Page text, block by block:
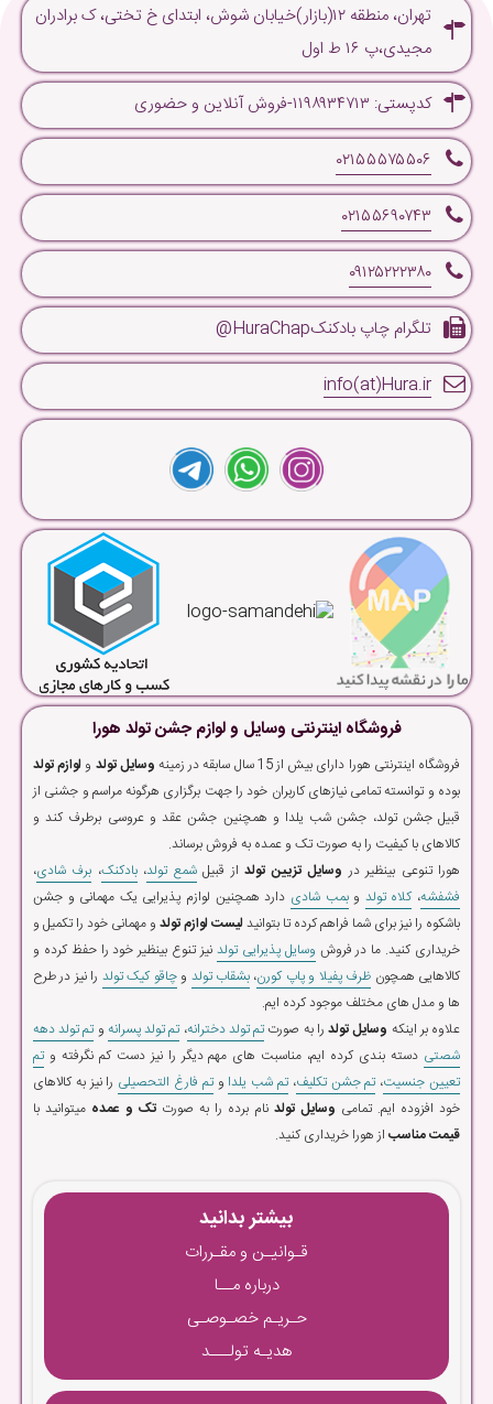
تهران، منطقه ۱۲(بازار)خیابان شوش، ابتدای خ تختی، ک برادران
مجیدی،پ ۱۶ ط اول
کدپستی: ۱۱۹۸۹۳۴۷۱۳-فروش آنلاین و حضوری
۰۲۱۵۵۵۷۵۵۰۶
۰۲۱۵۵۶۹۰۷۴۳
۰۹۱۲۵۲۲۲۳۸۰
تلگرام چاپ بادکنکHuraChap@
info(at)Hura.ir
فروشگاه اینترنتی وسایل و لوازم جشن تولد هورا
فروشگاه اینترنتی هورا دارای بیش از 15 سال سابقه در زمینه وسایل تولد و لوازم تولد
بوده و توانسته تمامی نیازهای کاربران خود را جهت برگزاری هرگونه مراسم و جشنی از
قبیل جشن تولد، جشن شب یلدا و همچنین جشن عقد و عروسی برطرف کند و
کالاهای با کیفیت را به صورت تک و عمده به فروش برساند.
هورا تنوعی بینظیر در وسایل تزیین تولداز قبیلشمع تولد،بادکنک، برف شادی،
فشفشه،کلاه تولد وبمب شادی دارد همچنین لوازم پذیرایی یک مهمانی و جشن
باشکوه را نیز برای شما فراهم کرده تا بتوانیدلیست لوازم تولد و مهمانی خود را تکمیل و
خریداری کنید. ما در فروش وسایل پذیرایی تولد نیز تنوع بینظیر خود را حفظ کرده و
کالاهایی همچون ظرف پفیلا و پاپ کورن،بشقاب تولد وچاقو کیک تولد را نیز در طرح
ها و مدل های مختلف موجود کرده ایم.
علاوه بر اینکه وسایل تولدرا به صورتتم تولد دخترانه،تم تولد پسرانه وتم تولد دهه
شصتی دسته بندی کرده ایم، مناسبت های مهم دیگر را نیز دست کم نگرفته وتم
تعیین جنسیت،تم جشن تکلیف،تم شب یلدا وتم فارغ التحصیلی را نیز به کالاهای
خود افزوده ایم. تمامی وسایل تولد نام برده را به صورت تک و عمده میتوانید با
قیمت مناسب از هورا خریداری کنید.
بیشتر بدانید
قـوانیـن و مقـررات
درباره مــا
حـریـم خصـوصـی
هدیـه تولـــد